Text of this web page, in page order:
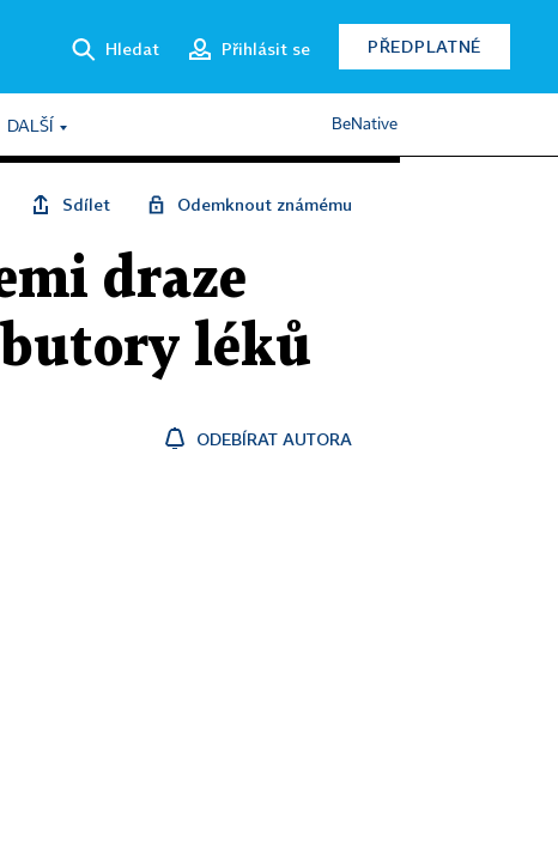
Hledat Přihlásit se PŘEDPLATNÉ
DALŠÍ BeNative
Sdílet Odemknout známému
draze
léků
ODEBÍRAT AUTORA